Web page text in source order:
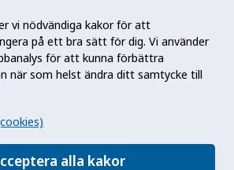
vi nödvändiga kakor för att
på ett bra sätt för dig. Vi använder
för att kunna förbättra
när som helst ändra ditt samtycke till
alla kakor
(Fohm) är en nationell
som arbetar för en bättre
myndigheten genom att
ohälsa och skydda mot
är en folkhälsa som stärker